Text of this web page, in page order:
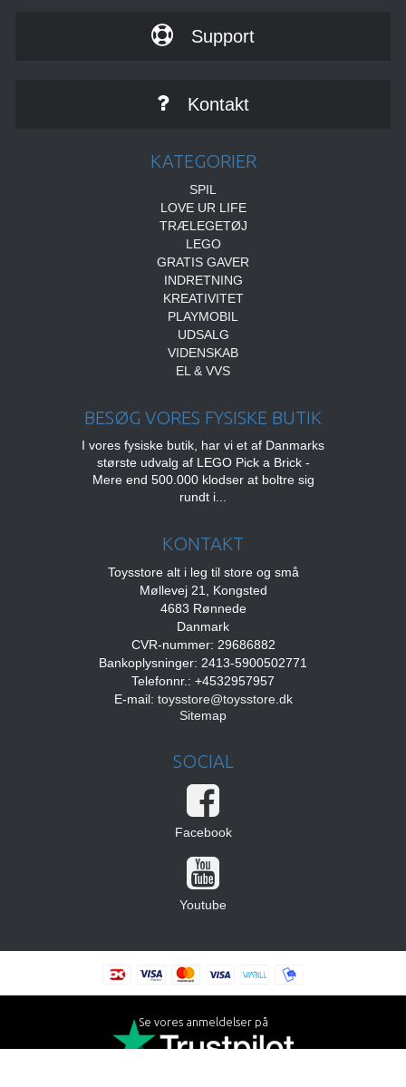
Support
Kontakt
KATEGORIER
SPIL
LOVE UR LIFE
TRÆLEGETØJ
LEGO
GRATIS GAVER
INDRETNING
KREATIVITET
PLAYMOBIL
UDSALG
VIDENSKAB
EL & VVS
BESØG VORES FYSISKE BUTIK
I vores fysiske butik, har vi et af Danmarks
største udvalg af LEGO Pick a Brick -
Mere end 500.000 klodser at boltre sig
rundt i...
KONTAKT
Toysstore alt i leg til store og små
Møllevej 21, Kongsted
4683 Rønnede
Danmark
CVR-nummer: 29686882
Bankoplysninger: 2413-5900502771
Telefonnr.: +4532957957
E-mail: toysstore@toysstore.dk
Sitemap
SOCIAL
Facebook
Youtube
Se vores anmeldelser på